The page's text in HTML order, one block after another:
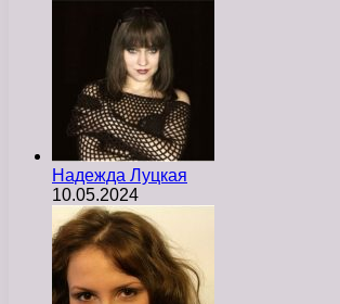
Надежда Луцкая
10.05.2024